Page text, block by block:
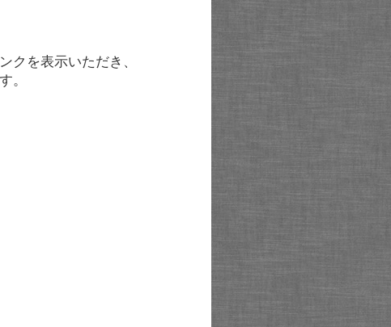
クを表示いただき、
。